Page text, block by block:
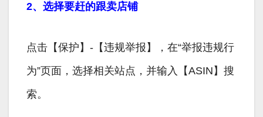
2、选择要赶的跟卖店铺
点击【保护】-【违规举报】，在“举报违规行
为”页面，选择相关站点，并输入【ASIN】搜
索。